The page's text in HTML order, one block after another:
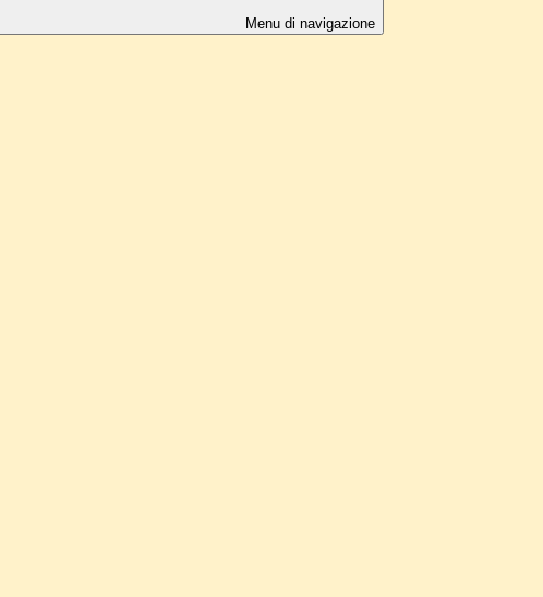
Menu di navigazione